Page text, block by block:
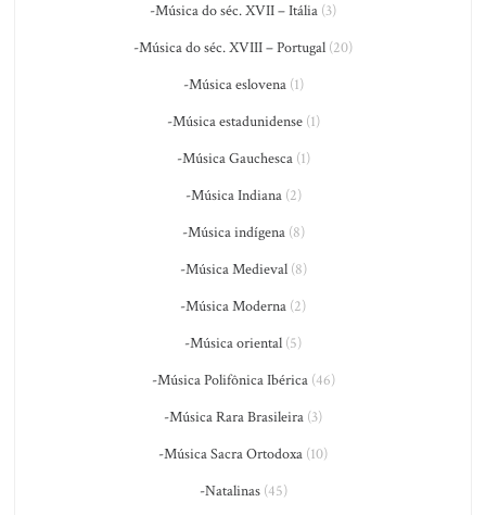
-Música do séc. XVII – Itália (3)
-Música do séc. XVIII – Portugal (20)
-Música eslovena(1)
-Música estadunidense(1)
-Música Gauchesca(1)
-Música Indiana(2)
-Música indígena(8)
-Música Medieval(8)
-Música Moderna (2)
-Música oriental (5)
-Música Polifônica Ibérica(46)
-Música Rara Brasileira (3)
-Música Sacra Ortodoxa (10)
-Natalinas(45)